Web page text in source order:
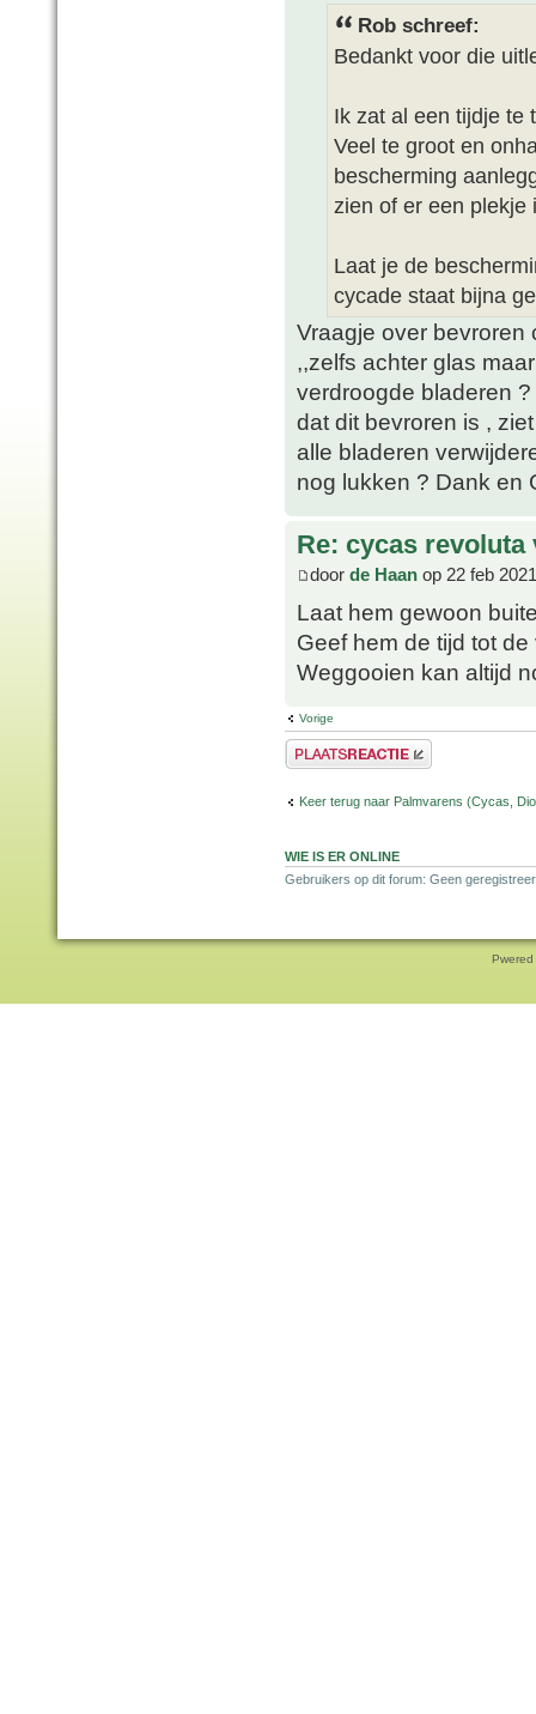
Rob schreef:
Bedankt voor die
Ik zat al een tijdje te
Veel te groot en
bescherming
zien of er een plekje
Laat je de
cycade staat bijna
Vraagje over bevroren
,,zelfs achter glas
verdroogde bladeren
dat dit bevroren is ,
alle bladeren
nog lukken ? Dank en
Re: cycas revoluta
door de Haan op 22 feb
Laat hem gewoon
Geef hem de tijd tot
Weggooien kan altijd
Vorige
Plaats een reactie
Keer terug naar Palmvarens (Cycas,
WIE IS ER ONLINE
Gebruikers op dit forum: Geen